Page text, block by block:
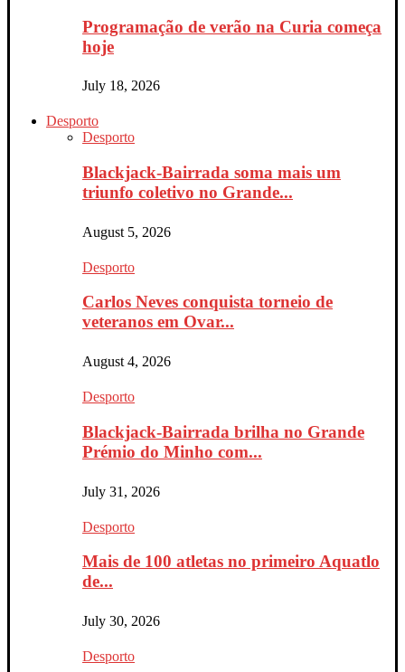
Programação de verão na Curia começa
hoje
July 18, 2026
Desporto
Desporto
Blackjack-Bairrada soma mais um
triunfo coletivo no Grande...
August 5, 2026
Desporto
Carlos Neves conquista torneio de
veteranos em Ovar...
August 4, 2026
Desporto
Blackjack-Bairrada brilha no Grande
Prémio do Minho com...
July 31, 2026
Desporto
Mais de 100 atletas no primeiro Aquatlo
de...
July 30, 2026
Desporto